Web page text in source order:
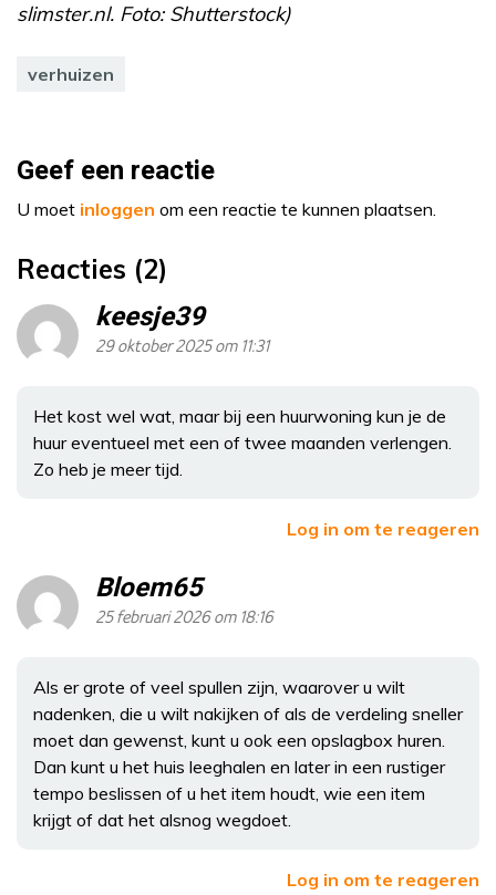
slimster.nl. Foto: Shutterstock)
verhuizen
Geef een reactie
U moet inloggen om een reactie te kunnen plaatsen.
Reacties (2)
keesje39
29 oktober 2025 om 11:31
Het kost wel wat, maar bij een huurwoning kun je de
huur eventueel met een of twee maanden verlengen.
Zo heb je meer tijd.
Log in om te reageren
Bloem65
25 februari 2026 om 18:16
Als er grote of veel spullen zijn, waarover u wilt
nadenken, die u wilt nakijken of als de verdeling sneller
moet dan gewenst, kunt u ook een opslagbox huren.
Dan kunt u het huis leeghalen en later in een rustiger
tempo beslissen of u het item houdt, wie een item
krijgt of dat het alsnog wegdoet.
Log in om te reageren